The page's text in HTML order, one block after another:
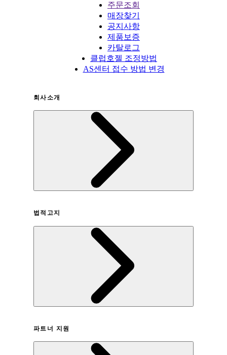
주문조회
매장찾기
공지사항
제품보증
카탈로그
클럽호젤 조정방법
AS센터 접수 방법 변경
회사소개
법적고지
개인정보취급방침
파트너 지원